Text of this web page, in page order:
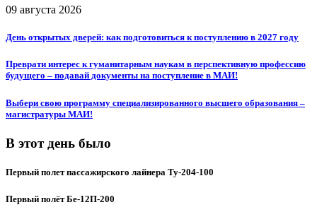
09 августа 2026
День открытых дверей: как подготовиться к поступлению в 2027 году
Преврати интерес к гуманитарным наукам в перспективную профессию
будущего – подавай документы на поступление в МАИ!
Выбери свою программу специализированного высшего образования –
магистратуры МАИ!
В этот день было
Первый полет пассажирского лайнера Ту-204-100
Первый полёт Бе-12П-200